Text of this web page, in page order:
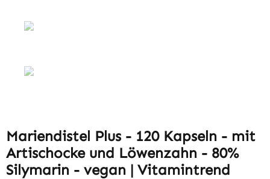
Mariendistel Plus - 120 Kapseln - mit
Artischocke und Löwenzahn - 80%
Silymarin - vegan | Vitamintrend